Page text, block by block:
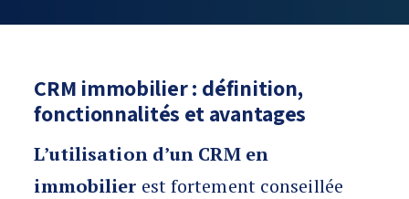
Qu’est-ce qu’un CRM immobilier ?
CRM immobilier : définition,
fonctionnalités et avantages
L’utilisation d’un CRM en
immobilier est fortement conseillée